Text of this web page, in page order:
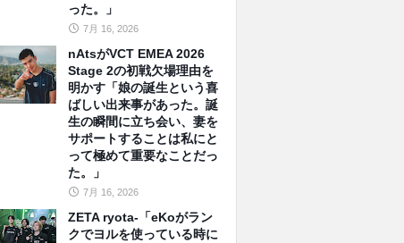
った。」
7月 16, 2026
nAtsがVCT EMEA 2026
Stage 2の初戦欠場理由を
明かす「娘の誕生という喜
ばしい出来事があった。誕
生の瞬間に立ち会い、妻を
サポートすることは私にと
って極めて重要なことだっ
た。」
7月 16, 2026
ZETA ryota-「eKoがラン
クでヨルを使っている時に